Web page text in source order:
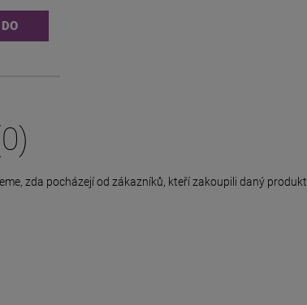
zda pocházejí od zákazníků, kteří zakoupili daný produkt.